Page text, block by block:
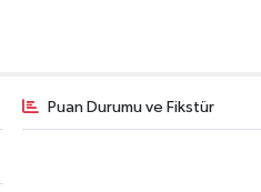
Puan Durumu ve Fikstür